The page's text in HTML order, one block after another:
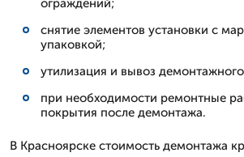
ограждений;
снятие элементов установки с
упаковкой;
утилизация и вывоз
при необходимости ремонтные
покрытия после демонтажа.
В Красноярске стоимость демонтажа